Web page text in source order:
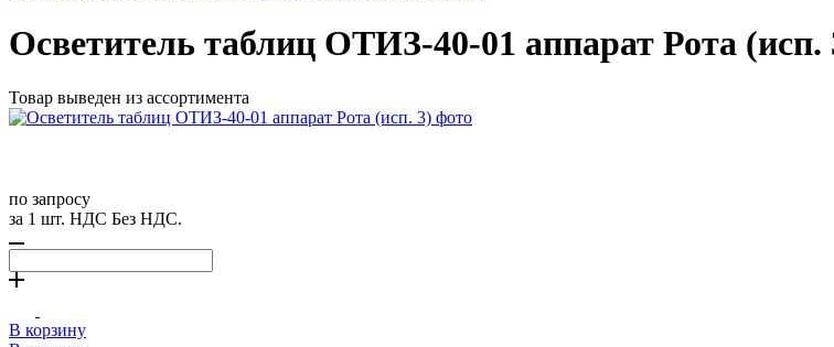
Осветитель таблиц ОТИЗ-40-01 аппарат Рота (исп.
Товар выведен из ассортимента
по запросу
за 1 шт. НДС Без НДС.
В корзину